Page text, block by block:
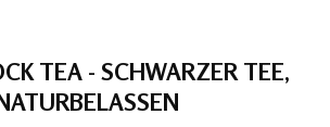
TEA - SCHWARZER TEE,